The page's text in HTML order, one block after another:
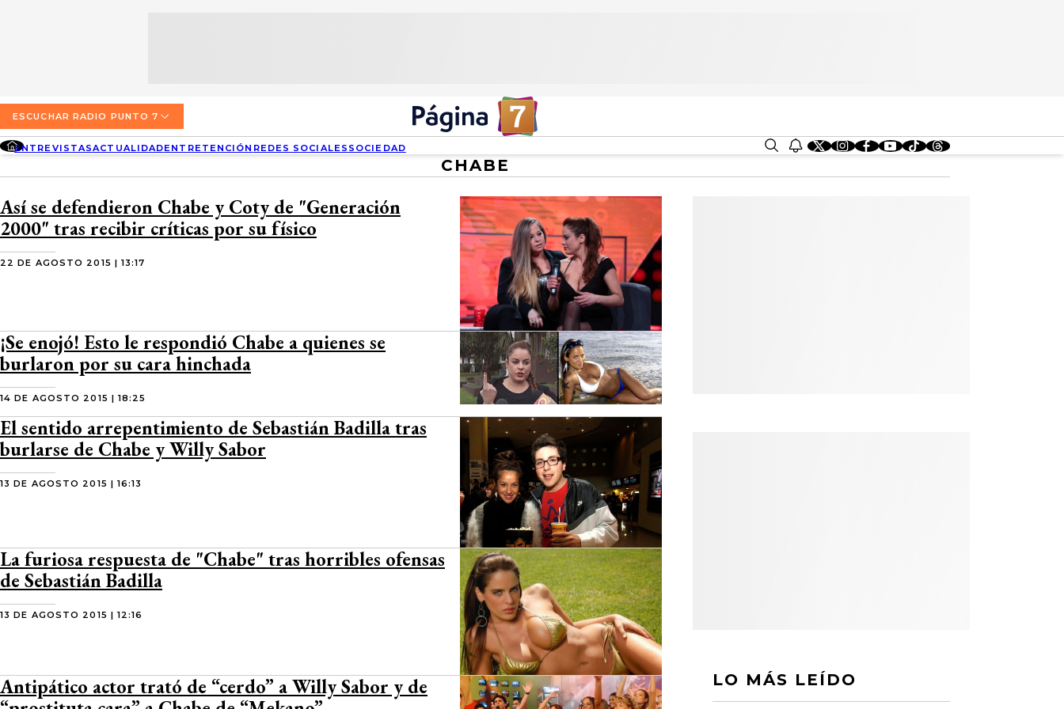
ACTUALIDAD
ENTRETENCIÓN
SOCIEDAD
CONCEPCIÓN
TEMUCO
VALDIVIA
QUIÉNES SOMOS
DIRECCIONES
CONTACTO COMERCIAL
TARIFAS POLÍTICAS PÁGINA 7
TARIFAS POLÍTICAS RADIO PUNTO 7
POLÍTICA DE PRIVACIDAD
ESCUCHAR RADIO PUNTO 7
ENTREVISTASACTUALIDADENTRETENCIÓN REDES SOCIALES SOCIEDAD
CHABE
Así se defendieron Chabe y Coty de "Generación
2000" tras recibir críticas por su físico
22 DE AGOSTO 2015 | 13:17
¡Se enojó! Esto le respondió Chabe a quienes se
burlaron por su cara hinchada
14 DE AGOSTO 2015 | 18:25
El sentido arrepentimiento de Sebastián Badilla tras
burlarse de Chabe y Willy Sabor
13 DE AGOSTO 2015 | 16:13
La furiosa respuesta de "Chabe" tras horribles ofensas
de Sebastián Badilla
13 DE AGOSTO 2015 | 12:16
Antipático actor trató de “cerdo” a Willy Sabor y de
LO MÁS LEÍDO